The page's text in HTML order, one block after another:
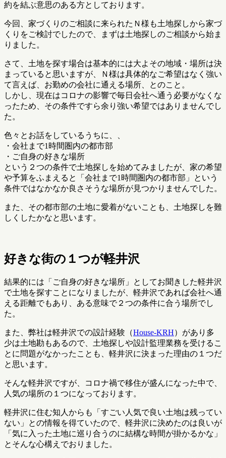
約を結ぶ意思のある方としております。
今回、家づくりのご相談に来られたＮ様も土地探しから家づ
くりをご検討でしたので、まずは土地探しのご相談から始ま
りました。
さて、土地を探す場合は基本的には大よその地域・場所は決
まっていると思いますが、Ｎ様は具体的なご希望はなく強い
て言えば、お勤めの会社に通える場所、とのこと。
しかし、現在はコロナの影響で毎日会社へ通う必要がなくな
ったため、その条件ですら余り強い希望ではありませんでし
た。
色々とお話をしているうちに、、
・会社まで1時間圏内の都市部
・ご自身の好きな場所
という２つの条件で土地探しを始めてみましたが、家の希望
や予算をふまえると「会社まで1時間圏内の都市部」という
条件ではなかなか良さそうな場所が見つかりませんでした。
また、その都市部の土地に愛着がないことも、土地探しを難
しくしたかなと思います。
好きな街の１つが軽井沢
結果的には「ご自身の好きな場所」としてお聞きした軽井沢
で土地を探すことになりましたが、軽井沢であれば会社へ通
える距離でもあり、ある意味で２つの条件に合う場所でし
た。
また、弊社は軽井沢での設計経験（House-KRH）があり多
少は土地勘もあるので、土地探しや設計監理業務を受けるこ
とに問題がなかったことも、軽井沢に決まった理由の１つだ
と思います。
そんな軽井沢ですが、コロナ禍で移住が盛んになった中で、
人気の場所の１つになっております。
軽井沢に住む知人からも「すごい人気で良い土地は残ってい
ない」との情報を得ていたので、軽井沢に決めたのは良いが
「気に入った土地に巡り合うのに結構な時間が掛かるかな」
とそんな心構えでおりました。